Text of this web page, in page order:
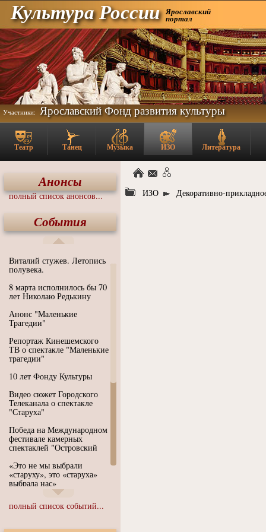
Культура России Ярославский
портал
Участники: Ярославский Фонд развития культуры
Театр Танец Музыка ИЗО Литература
Анонсы
полный список анонсов...
События
Виталий стужев. Летопись
полувека.
8 марта исполнилось бы 70
лет Николаю Редькину
Анонс "Маленькие
Трагедии"
Репортаж Кинешемского
ТВ о спектакле "Маленькие
трагедии"
10 лет Фонду Культуры
Видео сюжет Городского
Телеканала о спектакле
"Старуха"
Победа на Международном
фестивале камерных
спектаклей "Островский
«Это не мы выбрали
«старуху», это «старуха»
выбрала нас»
Иммерсивный спектакль
"Язык чистого полета
полный список событий...
ИЗО Декоративно-